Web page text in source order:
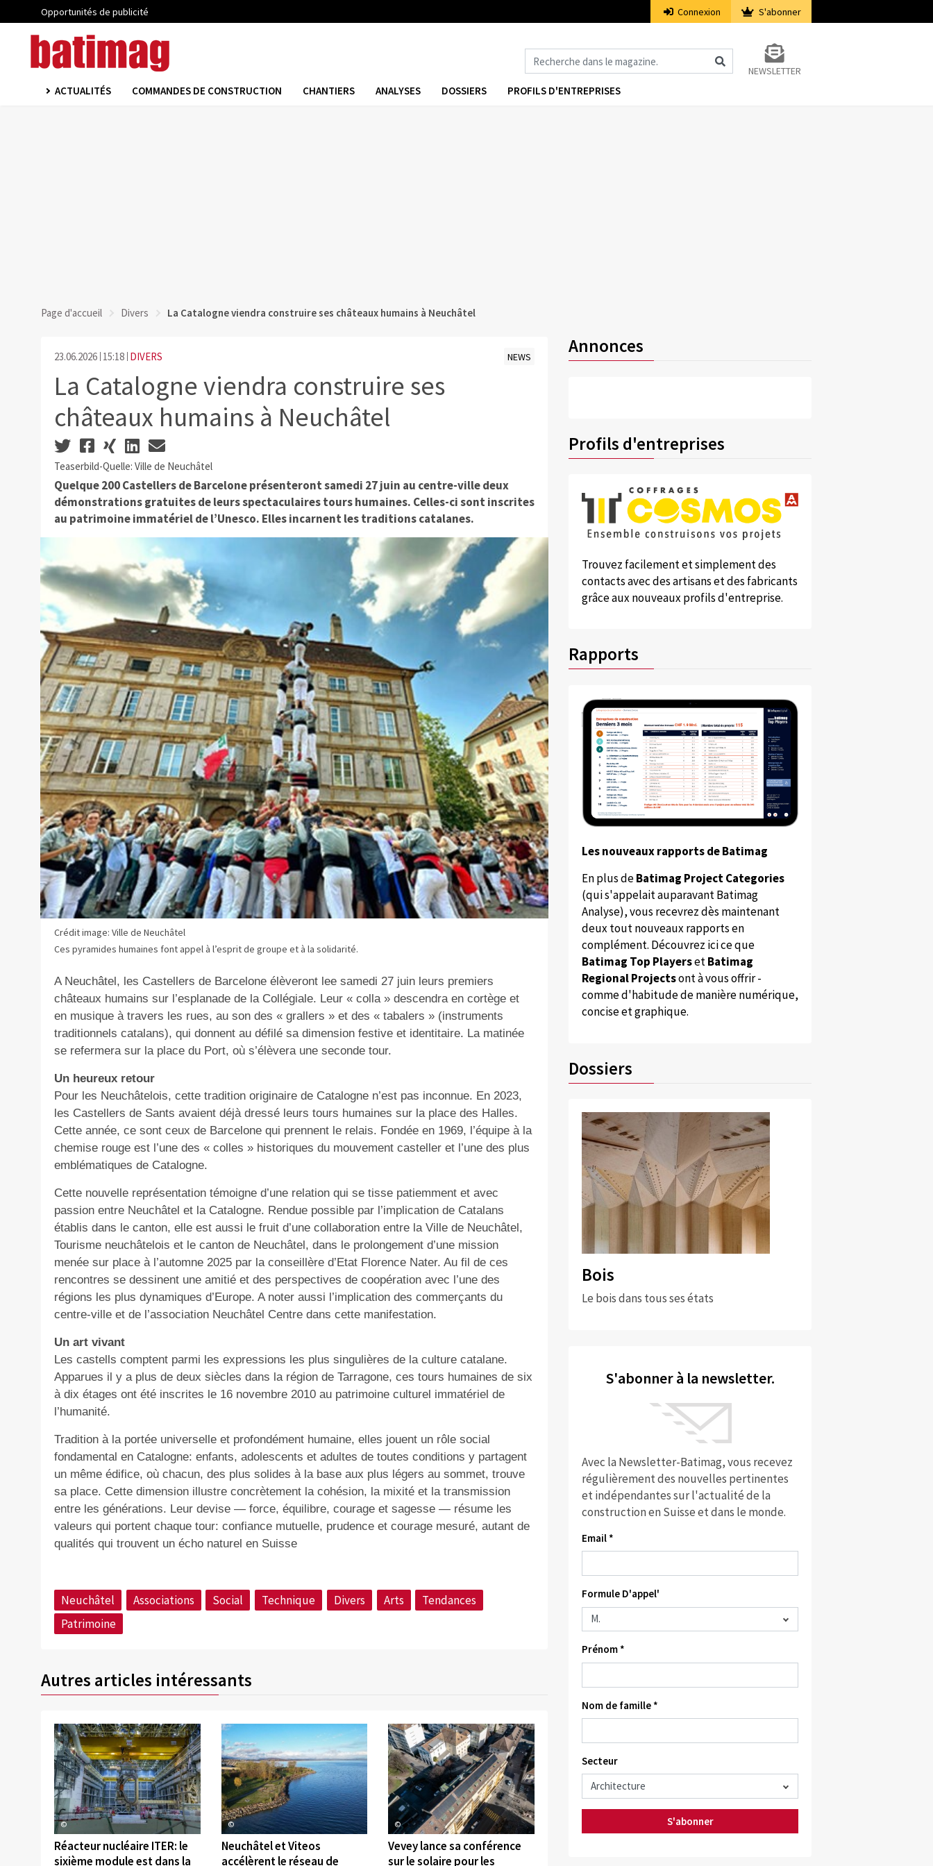
Opportunités de publicité Connexion S'abonner
NEWSLETTER
ACTUALITÉS COMMANDES DE CONSTRUCTION CHANTIERS ANALYSES DOSSIERS PROFILS D'ENTREPRISES
Page d'accueil Divers La Catalogne viendra construire ses châteaux humains à Neuchâtel
23.06.2026 15:18 DIVERS NEWS
La Catalogne viendra construire ses
châteaux humains à Neuchâtel
Teaserbild-Quelle: Ville de Neuchâtel
Quelque 200 Castellers de Barcelone présenteront samedi 27 juin au centre-ville deux
démonstrations gratuites de leurs spectaculaires tours humaines. Celles-ci sont inscrites
au patrimoine immatériel de l’Unesco. Elles incarnent les traditions catalanes.
Crédit image: Ville de Neuchâtel
Ces pyramides humaines font appel à l’esprit de groupe et à la solidarité.
A Neuchâtel, les Castellers de Barcelone élèveront lee samedi 27 juin leurs premiers
châteaux humains sur l’esplanade de la Collégiale. Leur « colla » descendra en cortège et
en musique à travers les rues, au son des « grallers » et des « tabalers » (instruments
traditionnels catalans), qui donnent au défilé sa dimension festive et identitaire. La matinée
se refermera sur la place du Port, où s’élèvera une seconde tour.
Un heureux retour
Pour les Neuchâtelois, cette tradition originaire de Catalogne n’est pas inconnue. En 2023,
les Castellers de Sants avaient déjà dressé leurs tours humaines sur la place des Halles.
Cette année, ce sont ceux de Barcelone qui prennent le relais. Fondée en 1969, l’équipe à la
chemise rouge est l’une des « colles » historiques du mouvement casteller et l’une des plus
emblématiques de Catalogne.
Cette nouvelle représentation témoigne d’une relation qui se tisse patiemment et avec
passion entre Neuchâtel et la Catalogne. Rendue possible par l’implication de Catalans
établis dans le canton, elle est aussi le fruit d’une collaboration entre la Ville de Neuchâtel,
Tourisme neuchâtelois et le canton de Neuchâtel, dans le prolongement d’une mission
menée sur place à l’automne 2025 par la conseillère d’Etat Florence Nater. Au fil de ces
rencontres se dessinent une amitié et des perspectives de coopération avec l’une des
régions les plus dynamiques d’Europe. A noter aussi l’implication des commerçants du
centre-ville et de l’association Neuchâtel Centre dans cette manifestation.
Un art vivant
Les castells comptent parmi les expressions les plus singulières de la culture catalane.
Apparues il y a plus de deux siècles dans la région de Tarragone, ces tours humaines de six
à dix étages ont été inscrites le 16 novembre 2010 au patrimoine culturel immatériel de
l’humanité.
Tradition à la portée universelle et profondément humaine, elles jouent un rôle social
fondamental en Catalogne: enfants, adolescents et adultes de toutes conditions y partagent
un même édifice, où chacun, des plus solides à la base aux plus légers au sommet, trouve
sa place. Cette dimension illustre concrètement la cohésion, la mixité et la transmission
entre les générations. Leur devise — force, équilibre, courage et sagesse — résume les
valeurs qui portent chaque tour: confiance mutuelle, prudence et courage mesuré, autant de
qualités qui trouvent un écho naturel en Suisse
Neuchâtel Associations Social Technique Divers Arts
Tendances
Patrimoine
Autres articles intéressants
©
Réacteur nucléaire ITER: le
sixième module est dans la
©
Neuchâtel et Viteos
accélèrent le réseau de
©
Vevey lance sa conférence
sur le solaire pour les
Annonces
Profils d'entreprises
Trouvez facilement et simplement des
contacts avec des artisans et des fabricants
grâce aux nouveaux profils d'entreprise.
Rapports
Les nouveaux rapports de Batimag
En plus deBatimag Project Categories
(qui s'appelait auparavant Batimag
Analyse), vous recevrez dès maintenant
deux tout nouveaux rapports en
complément. Découvrez ici ce que
Batimag Top PlayersetBatimag
Regional Projectsont à vous offrir -
comme d'habitude de manière numérique,
concise et graphique.
Dossiers
Bois
Le bois dans tous ses états
S'abonner à la newsletter.
Avec la Newsletter-Batimag, vous recevez
régulièrement des nouvelles pertinentes
et indépendantes sur l'actualité de la
construction en Suisse et dans le monde.
Email *
Formule D'appel'
Prénom *
Nom de famille *
Secteur
S'abonner